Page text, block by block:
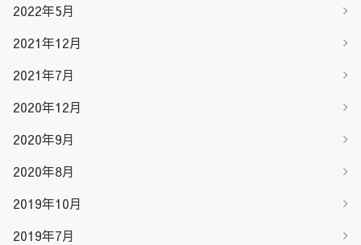
2022年5月
2021年12月
2021年7月
2020年12月
2020年9月
2020年8月
2019年10月
2019年7月